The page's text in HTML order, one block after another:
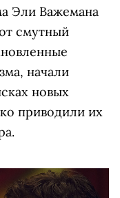
Эли Важемана
смутный
начали
новых
приводили их